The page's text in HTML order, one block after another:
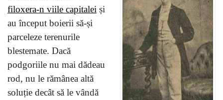
filoxera-n viile capitalei și
au început boierii să-și
parceleze terenurile
blestemate. Dacă
podgoriile nu mai dădeau
rod, nu le rămânea altă
soluție decât să le vândă